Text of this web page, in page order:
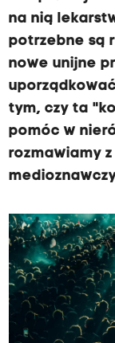
na nią
potrzebne są
nowe unijne
tym, czy ta
pomóc w
rozmawiamy z